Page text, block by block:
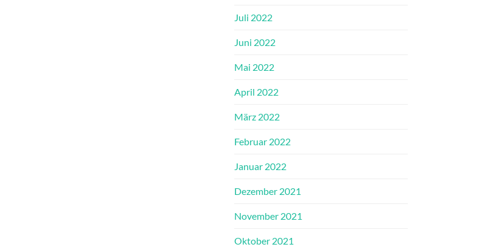
Juli 2022
Juni 2022
Mai 2022
April 2022
März 2022
Februar 2022
Januar 2022
Dezember 2021
November 2021
Oktober 2021